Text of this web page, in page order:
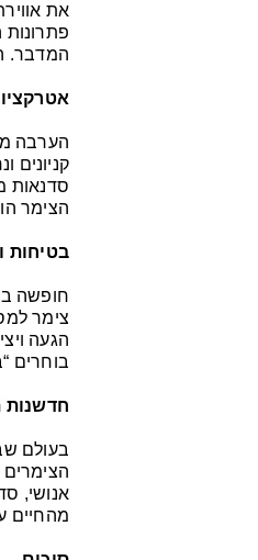
את
המדבר.
הערבה
קניונים
סדנאות
הצימר
בטיחות
חופשה
צימר
הגעה
בוחרים
חדשנות
בעולם
אנושי,
מהחיים